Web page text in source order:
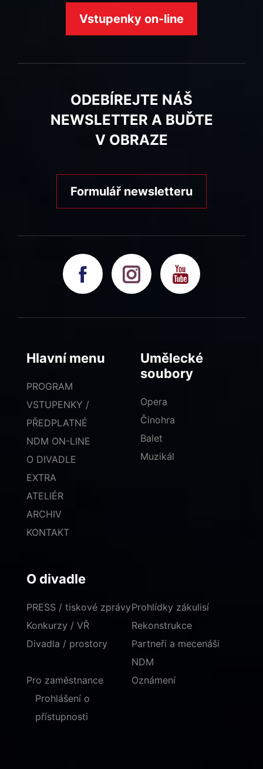
Vstupenky on-line
ODEBÍREJTE NÁŠ
NEWSLETTER A BUĎTE
V OBRAZE
Formulář newsletteru
Hlavní menu
PROGRAM
VSTUPENKY /
PŘEDPLATNÉ
NDM ON-LINE
O DIVADLE
EXTRA
ATELIÉR
ARCHIV
KONTAKT
Umělecké
soubory
Opera
Činohra
Balet
Muzikál
O divadle
PRESS / tiskové zprávy
Konkurzy / VŘ
Divadla / prostory
Prohlídky zákulisí
Rekonstrukce
Partneři a mecenáši
NDM
Pro zaměstnance
Oznámení
Prohlášení o
přístupnosti